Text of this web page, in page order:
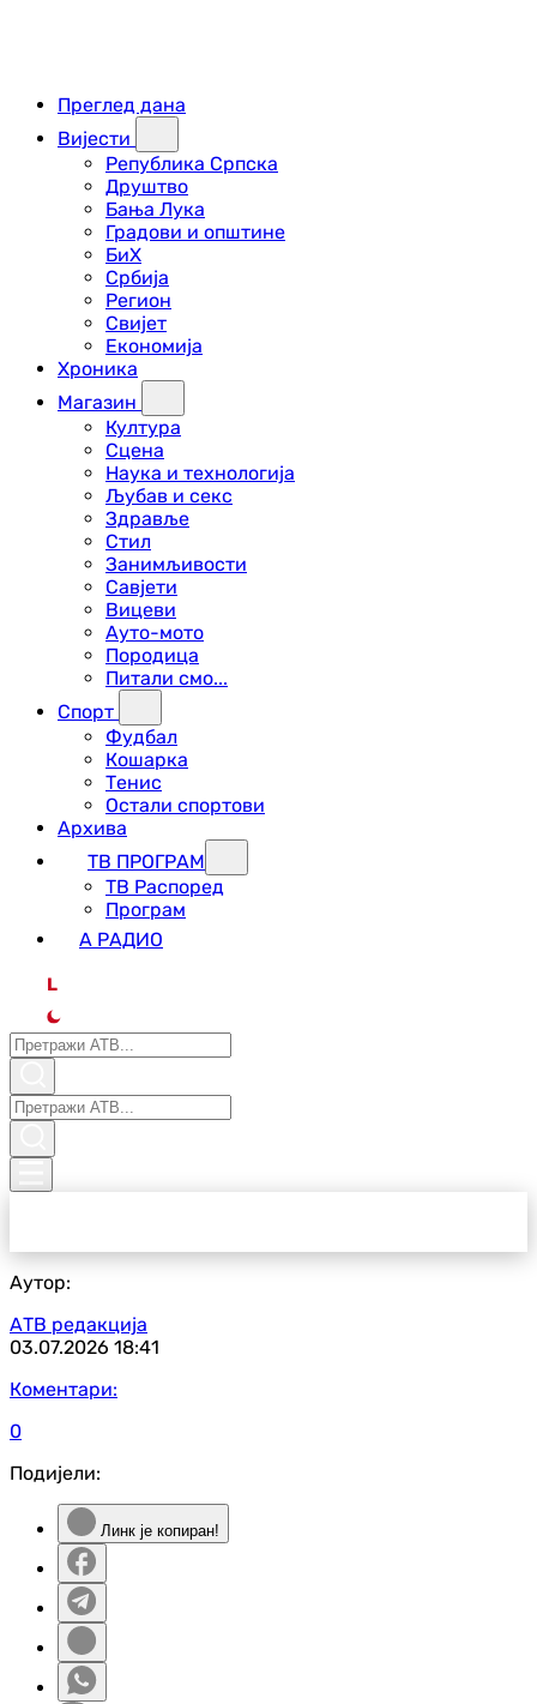
Преглед дана
Вијести
Република Српска
Друштво
Бања Лука
Градови и општине
БиХ
Србија
Регион
Свијет
Економија
Хроника
Магазин
Култура
Сцена
Наука и технологија
Љубав и секс
Здравље
Стил
Занимљивости
Савјети
Вицеви
Ауто-мото
Породица
Питали смо...
Спорт
Фудбал
Кошарка
Тенис
Остали спортови
Архива
ТВ ПРОГРАМ
ТВ Распоред
Програм
А РАДИО
L
Аутор:
АТВ редакција
03.07.2026 18:41
Коментари:
0
Подијели:
Линк је копиран!